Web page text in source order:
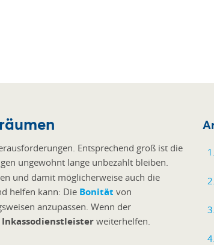
Entsprechend groß ist die
ungewohnt lange unbezahlt bleiben.
und damit möglicherweise auch die
helfen kann: Die Bonität von
anzupassen. Wenn der
Inkassodienstleister weiterhelfen.